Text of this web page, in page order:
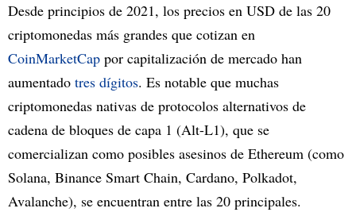
Desde principios de 2021, los precios en USD de las 20
criptomonedas más grandes que cotizan en
CoinMarketCap por capitalización de mercado han
aumentado tres dígitos. Es notable que muchas
criptomonedas nativas de protocolos alternativos de
cadena de bloques de capa 1 (Alt-L1), que se
comercializan como posibles asesinos de Ethereum (como
Solana, Binance Smart Chain, Cardano, Polkadot,
Avalanche), se encuentran entre las 20 principales.